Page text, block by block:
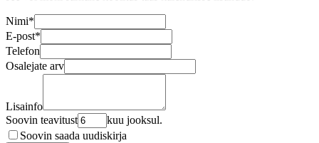
Nimi*
E-post*
Telefon
Osalejate arv
Lisainfo
Soovin teavitust
kuu jooksul.
Soovin saada uudiskirja